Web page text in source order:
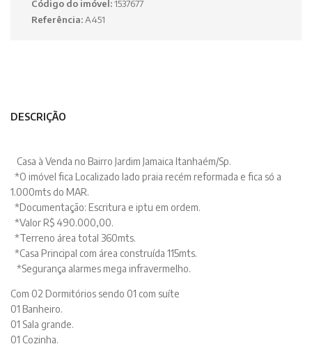
Código do imóvel:1537677
Referência:A451
DESCRIÇÃO
Casa à Venda no Bairro Jardim Jamaica Itanhaém/Sp.
*O imóvel fica Localizado lado praia recém reformada e fica só a
1.000mts do MAR.
*Documentação: Escritura e iptu em ordem.
*Valor R$ 490.000,00.
*Terreno área total 360mts.
*Casa Principal com área construída 115mts.
*Segurança alarmes mega infravermelho.
Com 02 Dormitórios sendo 01 com suíte
01 Banheiro.
01 Sala grande.
01 Cozinha.